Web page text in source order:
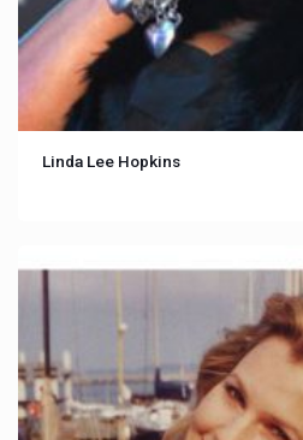
Linda Lee Hopkins